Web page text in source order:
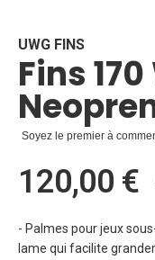
beginning
of
the
images
gallery
UWG FINS
Fins
Soyez le premier à
120,00 €
- Palmes pour jeux
lame qui facilite